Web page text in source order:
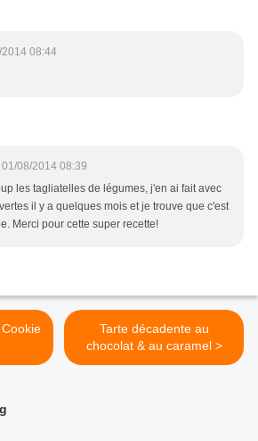
08:44
01/08/2014 08:39
les tagliatelles de légumes, j'en ai fait avec
il y a quelques mois et je trouve que c'est
Merci pour cette super recette!
Cookie
Tarte décadente au
chocolat & au caramel >